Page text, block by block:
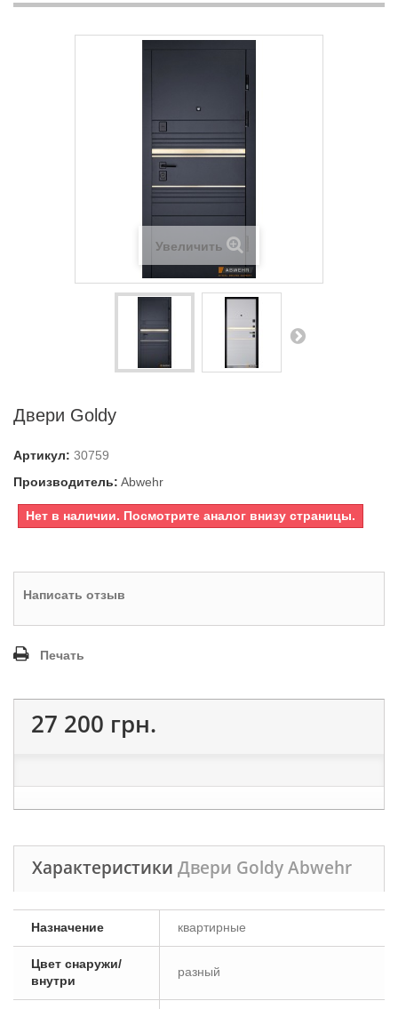
Увеличить
Двери Goldy
Артикул: 30759
Производитель: Abwehr
Нет в наличии. Посмотрите аналог внизу страницы.
Написать отзыв
Печать
27 200 грн.
Характеристики Двери Goldy Abwehr
Назначение квартирные
Цвет снаружи/
внутри
разный